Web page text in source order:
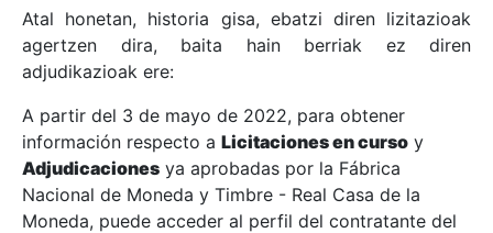
Erakutsi/Ezkutatu
Erakutsi/Ezkutatu
Erakutsi/Ezkutatu
Erakutsi/Ezkutatu
Atal honetan, historia gisa, ebatzi diren lizitazioak
agertzen dira, baita hain berriak ez diren
adjudikazioak ere:
A partir del 3 de mayo de 2022, para obtener
información respecto a Licitaciones en curso y
Adjudicaciones ya aprobadas por la Fábrica
Nacional de Moneda y Timbre - Real Casa de la
Moneda, puede acceder al perfil del contratante del